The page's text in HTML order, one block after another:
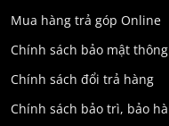
Mua hàng trả góp Online
Chính sách bảo mật
Chính sách đổi trả hàng
Chính sách bảo trì, bảo